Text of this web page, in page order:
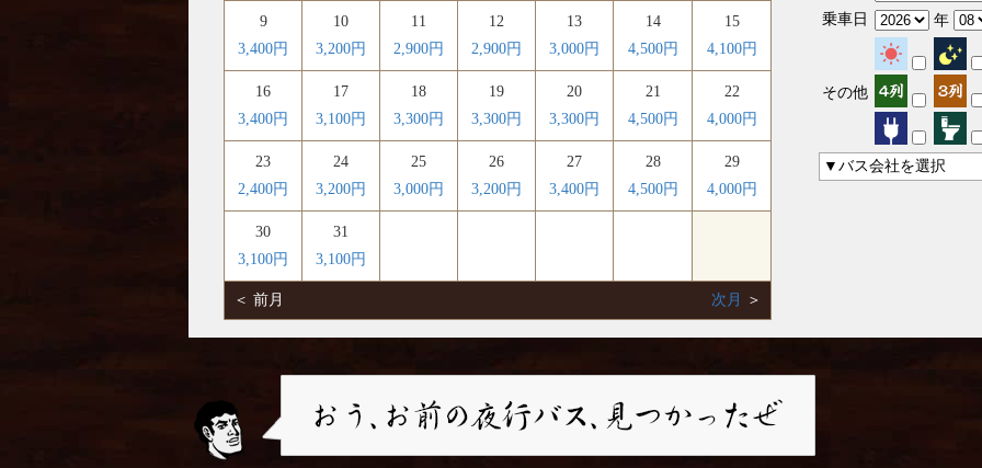
9
3,400円
10
3,200円
11
2,900円
12
2,900円
13
3,000円
14
4,500円
15
4,100円
16
3,400円
17
3,100円
18
3,300円
19
3,300円
20
3,300円
21
4,500円
22
4,000円
23
2,400円
24
3,200円
25
3,000円
26
3,200円
27
3,400円
28
4,500円
29
4,000円
30
3,100円
31
3,100円
＜ 前月 次月 ＞
乗車日
年
その他
▼バス会社を選択